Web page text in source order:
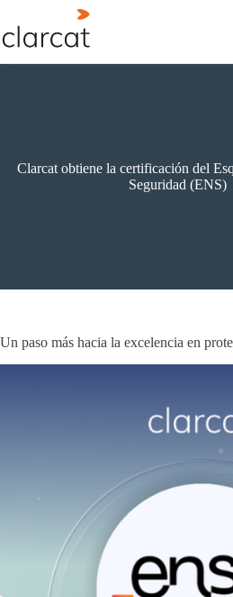
contenido
Clarcat obtiene la certificación del
Seguridad (ENS)
Un paso más hacia la excelencia en